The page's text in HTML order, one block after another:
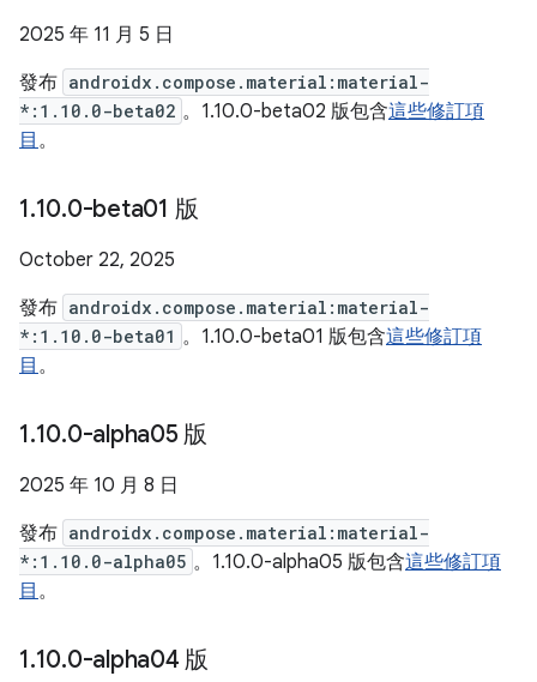
2025 年 11 月 5 日
發布 androidx.compose.material:material-
*:1.10.0-beta02 。1.10.0-beta02 版包含這些修訂項
目 。
1.10.0-beta01 版
October 22, 2025
發布 androidx.compose.material:material-
*:1.10.0-beta01 。1.10.0-beta01 版包含這些修訂項
目 。
1.10.0-alpha05 版
2025 年 10 月 8 日
發布 androidx.compose.material:material-
*:1.10.0-alpha05 。1.10.0-alpha05 版包含這些修訂項
目 。
1.10.0-alpha04 版